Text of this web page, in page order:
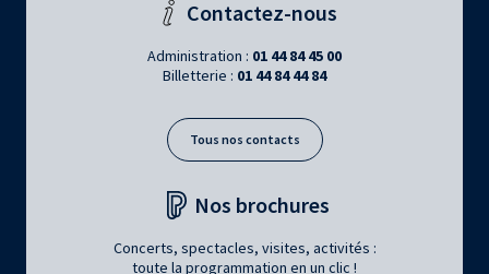
Contactez-nous
Administration : 01 44 84 45 00
Billetterie : 01 44 84 44 84
Tous nos contacts
Nos brochures
Concerts, spectacles, visites, activités :
toute la programmation en un clic !